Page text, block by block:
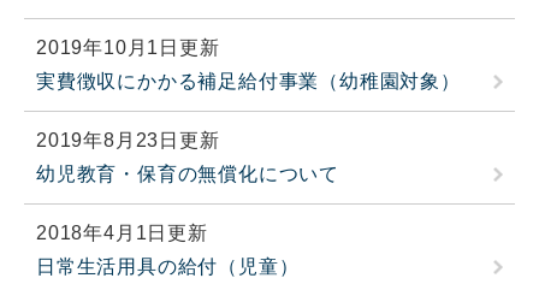
2019年10月1日更新
実費徴収にかかる補足給付事業（幼稚園対象）
2019年8月23日更新
幼児教育・保育の無償化について
2018年4月1日更新
日常生活用具の給付（児童）